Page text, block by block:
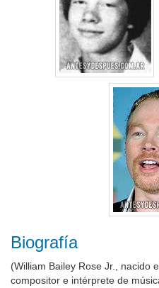
Biografía
(William Bailey Rose Jr., nacido
compositor e intérprete de